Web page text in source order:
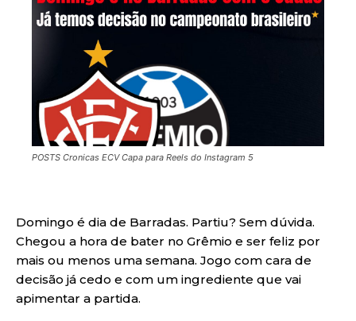
POSTS Cronicas ECV Capa para Reels do Instagram 5
Domingo é dia de Barradas. Partiu? Sem dúvida.
Chegou a hora de bater no Grêmio e ser feliz por
mais ou menos uma semana. Jogo com cara de
decisão já cedo e com um ingrediente que vai
apimentar a partida.